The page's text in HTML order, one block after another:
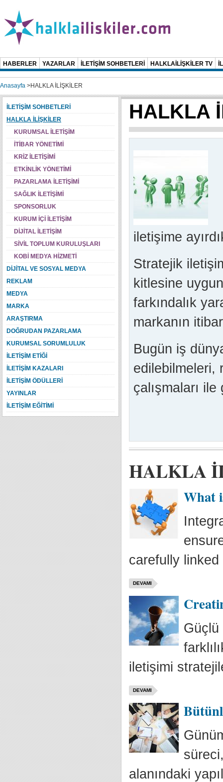
HABERLER YAZARLAR İLETİŞİM SOHBETLERİ HALKLAİLİŞKİLER TV
Anasayfa >HALKLA İLİŞKİLER
HALKLA
iletişime
Stratejik
kitlesine
farkındalık
markanın
Bugün iş
edilebilmeleri,
çalışmaları
HALKLA
What
carefully linked
DEVAMI
Güçlü
iletişimi
DEVAMI
alanındaki
İLETİŞİM SOHBETLERİ
HALKLA İLİŞKİLER
KURUMSAL İLETİŞİM
İTİBAR YÖNETİMİ
KRİZ İLETİŞİMİ
ETKİNLİK YÖNETİMİ
PAZARLAMA İLETİŞİMİ
SAĞLIK İLETİŞİMİ
SPONSORLUK
KURUM İÇİ İLETİŞİM
DİJİTAL İLETİŞİM
SİVİL TOPLUM KURULUŞLARI
KOBİ MEDYA HİZMETİ
DİJİTAL VE SOSYAL MEDYA
REKLAM
MEDYA
MARKA
ARAŞTIRMA
DOĞRUDAN PAZARLAMA
KURUMSAL SORUMLULUK
İLETİŞİM ETİĞİ
İLETİŞİM KAZALARI
İLETİŞİM ÖDÜLLERİ
YAYINLAR
İLETİŞİM EĞİTİMİ